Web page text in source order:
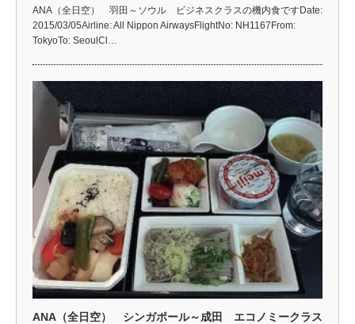
ANA（全日空） 羽田～ソウル ビジネスクラスの機内食ですDate:
2015/03/05Airline: All Nippon AirwaysFlightNo: NH1167From:
TokyoTo: SeoulCl…
ANA（全日空） シンガポール～成田 エコノミークラス